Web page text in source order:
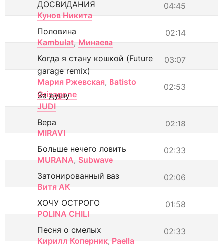
04:45
ДОСВИДАНИЯ
Кунов Никита
02:14
Половина
Kambulat, Минаева
03:07
Когда я стану кошкой (Future
garage remix)
Мария Ржевская, Batisto
Grisagone
02:53
За душу
JUDI
02:18
Вера
MIRAVI
02:33
Больше нечего ловить
MURANA, Subwave
02:06
Затонированный ваз
Витя АК
01:58
ХОЧУ ОСТРОГО
POLINA CHILI
02:33
Песня о смелых
Кирилл Коперник, Paella